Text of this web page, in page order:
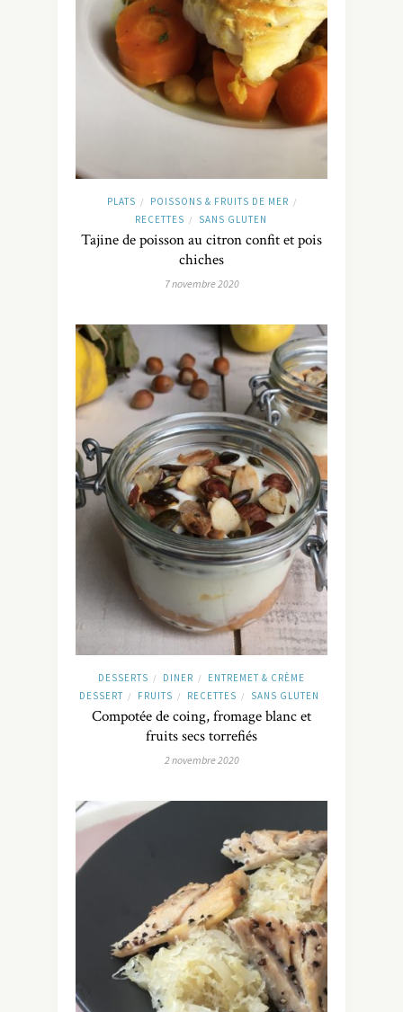
PLATS / POISSONS & FRUITS DE MER /
RECETTES / SANS GLUTEN
Tajine de poisson au citron confit et pois
chiches
7 novembre 2020
DESSERTS / DINER /
ENTREMET & CRÈME
DESSERT / FRUITS / RECETTES / SANS GLUTEN
Compotée de coing, fromage blanc et
fruits secs torrefiés
2 novembre 2020